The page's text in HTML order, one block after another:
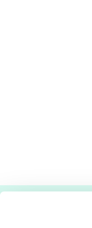
Ev.-luth.
Bastfelder Weg 30 -